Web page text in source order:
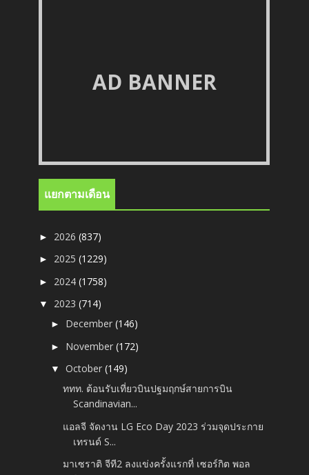
AD BANNER
แยกตามเดือน
► 2026(837)
► 2025(1229)
► 2024(1758)
▼ 2023(714)
► December(146)
► November(172)
▼October(149)
ททท. ต้อนรับเที่ยวบินปฐมฤกษ์สายการบิน
Scandinavian...
แอลจี จัดงาน LG Eco Day 2023 ร่วมจุดประกาย
เทรนด์ S...
มาเซราติ จีที2 ลงแข่งครั้งแรกที่ เซอร์กิต พอล